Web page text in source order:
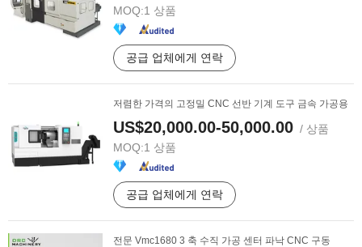
MOQ:1 상품
공급 업체에게 연락
저렴한 가격의 고정밀 CNC 선반 기계 도구 금속 가공용
US$20,000.00-50,000.00 / 상품
MOQ:1 상품
공급 업체에게 연락
전문 Vmc1680 3 축 수직 가공 센터 파낙 CNC 구동